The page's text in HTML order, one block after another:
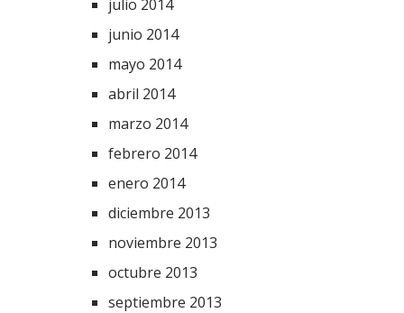
julio 2014
junio 2014
mayo 2014
abril 2014
marzo 2014
febrero 2014
enero 2014
diciembre 2013
noviembre 2013
octubre 2013
septiembre 2013